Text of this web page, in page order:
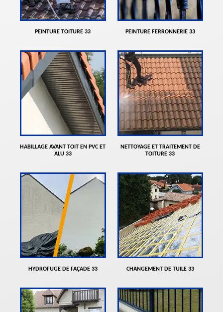
PEINTURE TOITURE 33 PEINTURE FERRONNERIE 33
HABILLAGE AVANT TOIT EN PVC ET
ALU 33
NETTOYAGE ET TRAITEMENT DE
TOITURE 33
HYDROFUGE DE FAÇADE 33 CHANGEMENT DE TUILE 33